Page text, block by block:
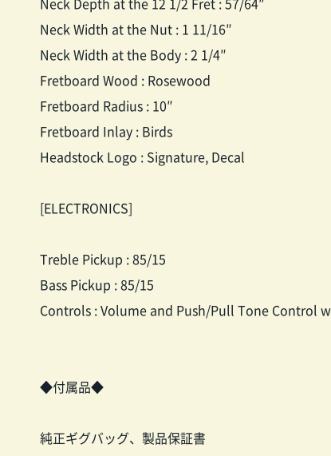
Neck Width at the Nut : 1 11/16″
Neck Width at the Body : 2 1/4″
Fretboard Wood : Rosewood
Fretboard Radius : 10″
Fretboard Inlay : Birds
Headstock Logo : Signature, Decal
[ELECTRONICS]
Treble Pickup : 85/15
Bass Pickup : 85/15
Controls : Volume and Push/Pull Tone Control
◆付属品◆
純正ギグバッグ、製品保証書